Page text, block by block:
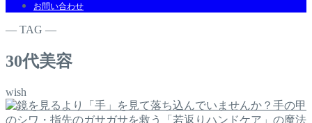
お問い合わせ
― TAG ―
30代美容
wish